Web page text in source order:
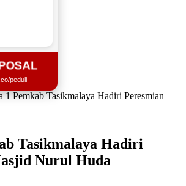
peduli
1 Pemkab Tasikmalaya Hadiri Peresmian
Tasikmalaya Hadiri
Nurul Huda